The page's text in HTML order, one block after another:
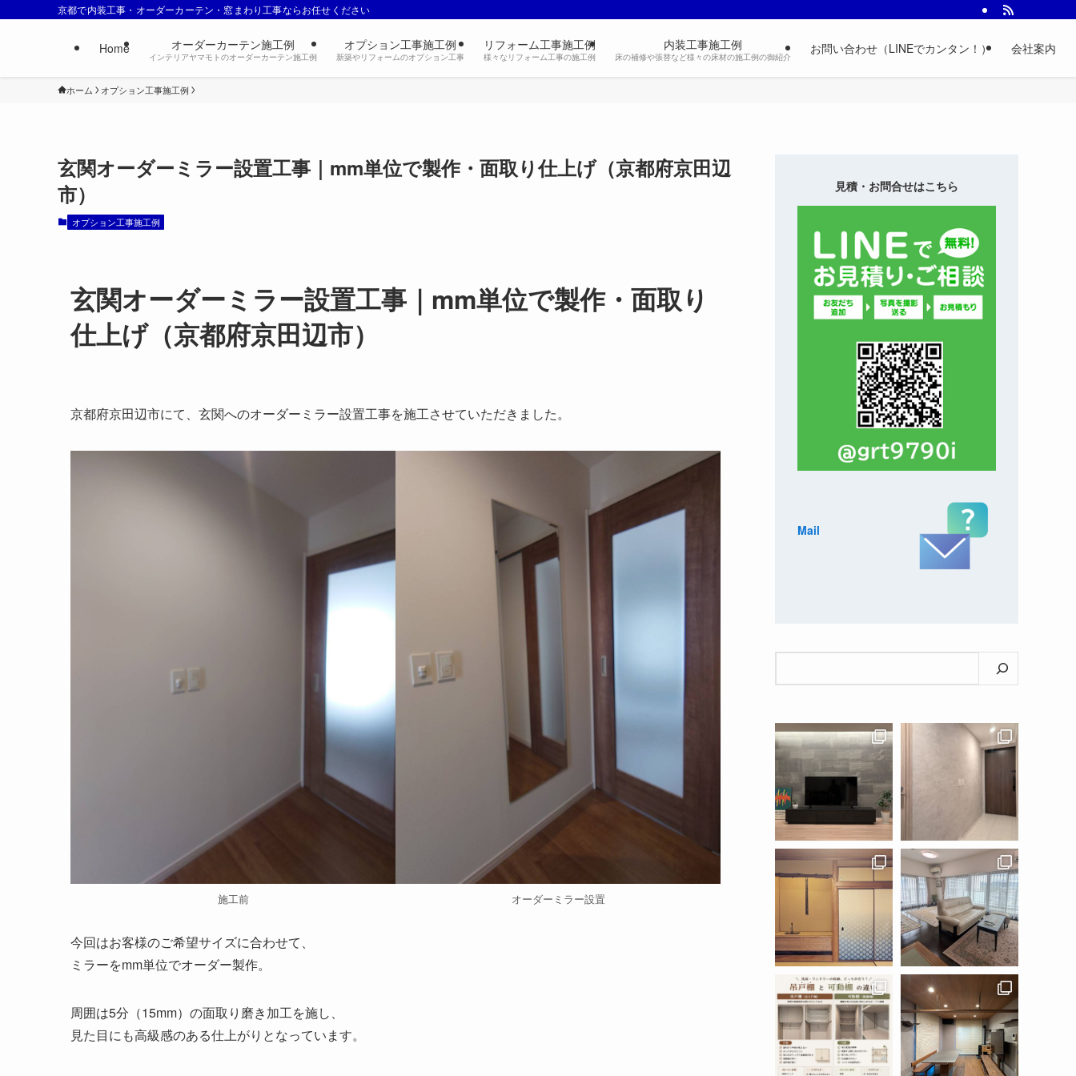
京都で内装工事・オーダーカーテン・窓まわり工事ならお任せください
Home オーダーカーテン施工例
インテリアヤマモトのオーダーカーテン施工例
オプション工事施工例
新築やリフォームのオプション工事
リフォーム工事施工例
様々なリフォーム工事の施工例
内装工事施工例
床の補修や張替など様々の床材の施工例の御紹介
お問い合わせ（LINEでカンタン！） 会社案内
ホーム オプション工事施工例
玄関オーダーミラー設置工事｜mm単位で製作・面取り仕上げ（京都府京田辺
市）
オプション工事施工例
玄関オーダーミラー設置工事｜mm単位で製作・面取り
仕上げ（京都府京田辺市）
京都府京田辺市にて、玄関へのオーダーミラー設置工事を施工させていただきました。
施工前 オーダーミラー設置
今回はお客様のご希望サイズに合わせて、
ミラーをmm単位でオーダー製作。
周囲は5分（15mm）の面取り磨き加工を施し、
見た目にも高級感のある仕上がりとなっています。
見積・お問合せはこちら
Mail